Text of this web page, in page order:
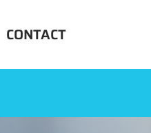
CONTACT